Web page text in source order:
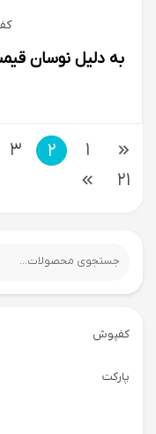
برای:
كفپوش
پاركت
به دلیل نوسان
1
2
3
21